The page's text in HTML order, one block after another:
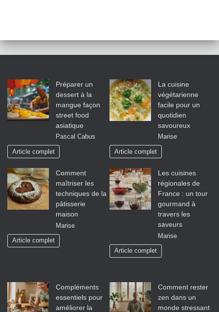
Préparer un
dessert à la
mangue façon
street food
asiatique
Pascal Cabus
Article complet
La cuisine
végétarienne
facile pour un
quotidien
savoureux
Marise
Article complet
Comment
maîtriser les
techniques de la
pâtisserie
maison
Marise
Article complet
Les cuisines
régionales de
France : un tour
gourmand à
travers les
saveurs
Marise
Article complet
Compléments
essentiels pour
améliorer la
Comment rester
zen dans un
monde stressant